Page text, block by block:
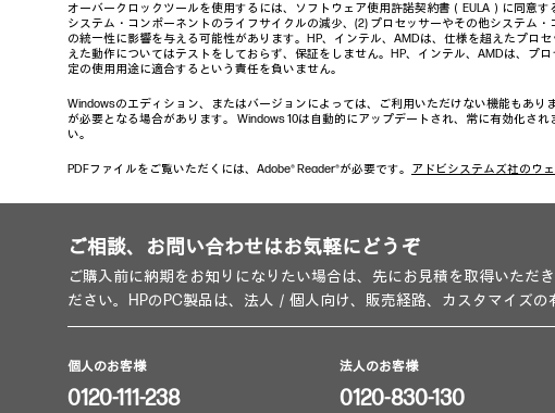
オーバークロックツールを使用するには、ソフトウェア使用許諾契約書（EULA）に同意
システム・コンポーネントのライフサイクルの減少、(2) プロセッサーやその他システム
の統一性に影響を与える可能性があります。HP、インテル、AMDは、仕様を超えたプロ
えた動作についてはテストをしておらず、保証をしません。HP、インテル、AMDは、
定の使用用途に適合するという責任を負いません。
Windowsのエディション、またはバージョンによっては、ご利用いただけない機能もあ
が必要となる場合があります。 Windows 10は自動的にアップデートされ、常に有効化さ
い。
PDFファイルをご覧いただくには、Adobe® Reader®が必要です。 アドビシステムズ社のウ
ご相談、お問い合わせはお気軽にどうぞ
ご購入前に納期をお知りになりたい場合は、先にお見積を取得いただ
ださい。HPのPC製品は、法人／個人向け、販売経路、カスタマイズ
個人のお客様
0120-111-238
法人のお客様
0120-830-130